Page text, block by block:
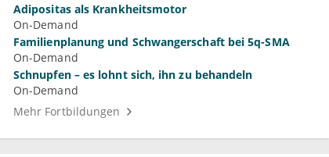
Adipositas als Krankheitsmotor
On-Demand
Familienplanung und Schwangerschaft bei 5q-SMA
On-Demand
Schnupfen – es lohnt sich, ihn zu behandeln
On-Demand
Mehr Fortbildungen